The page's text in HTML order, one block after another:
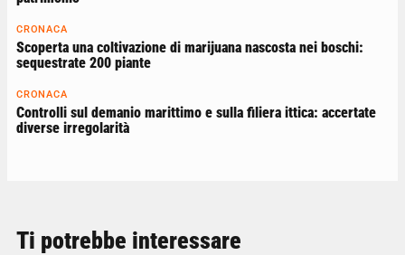
CRONACA
Scoperta una coltivazione di marijuana nascosta nei boschi:
sequestrate 200 piante
CRONACA
Controlli sul demanio marittimo e sulla filiera ittica: accertate
diverse irregolarità
Ti potrebbe interessare